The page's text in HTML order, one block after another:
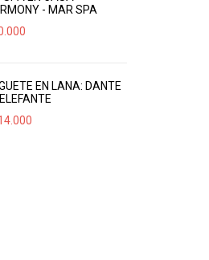
- MAR SPA
EN LANA: DANTE